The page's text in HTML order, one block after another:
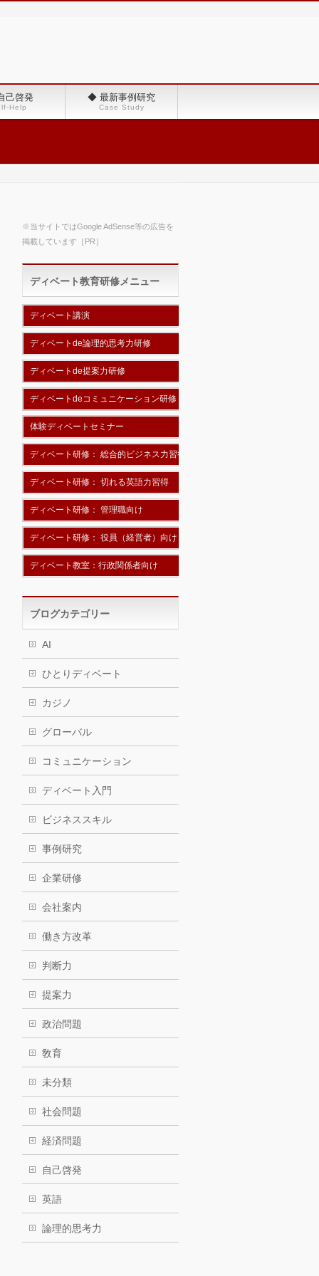
己啓発
Help
◆ 最新事例研究
Case Study
※当サイトではGoogle AdSense等の広告を
掲載しています［PR］
ディベート教育研修メニュー
ディベート講演
ディベートde論理的思考力研修
ディベートde提案力研修
ディベートdeコミュニケーション研修
体験ディベートセミナー
ディベート研修： 総合的ビジネス力習得
ディベート研修： 切れる英語力習得
ディベート研修： 管理職向け
ディベート研修： 役員（経営者）向け
ディベート教室：行政関係者向け
ブログカテゴリー
AI
ひとりディベート
カジノ
グローバル
コミュニケーション
ディベート入門
ビジネススキル
事例研究
企業研修
会社案内
働き方改革
判断力
提案力
政治問題
敎育
未分類
社会問題
経済問題
自己啓発
英語
論理的思考力